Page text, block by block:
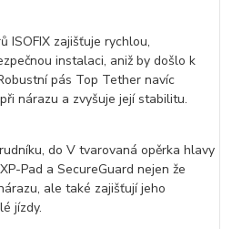
ISOFIX zajišťuje rychlou,
instalaci, aniž by došlo k
pás Top Tether navíc
nárazu a zvyšuje její stabilitu.
do V tvarovaná opěrka hlavy
Pad a SecureGuard nejen že
ale také zajišťují jeho
jízdy.